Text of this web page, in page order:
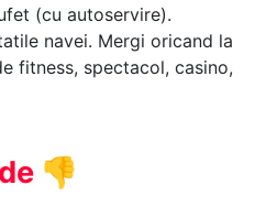
(cu autoservire).
navei. Mergi oricand la
fitness, spectacol, casino,
👎